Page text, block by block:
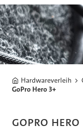
Hardwareverleih
GoPro Hero 3+
GoPro Hero